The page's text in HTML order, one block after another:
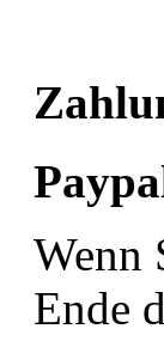
Wenn
Ende